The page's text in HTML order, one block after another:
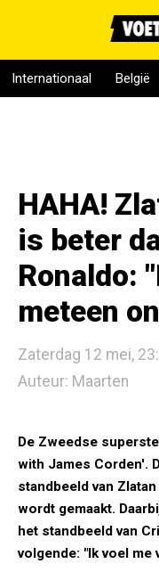
Internationaal België
HAHA!
is beter
Ronaldo:
meteen
Zaterdag 12 mei,
Auteur: Maarten
De Zweedse
with James Corden'.
standbeeld van
wordt gemaakt.
het standbeeld van
volgende: "Ik voel me